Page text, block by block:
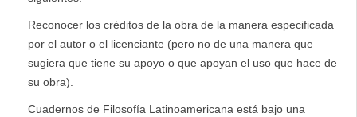
Reconocer los créditos de la obra de la manera especificada
por el autor o el licenciante (pero no de una manera que
sugiera que tiene su apoyo o que apoyan el uso que hace de
su obra).
Cuadernos de Filosofía Latinoamericana está bajo una